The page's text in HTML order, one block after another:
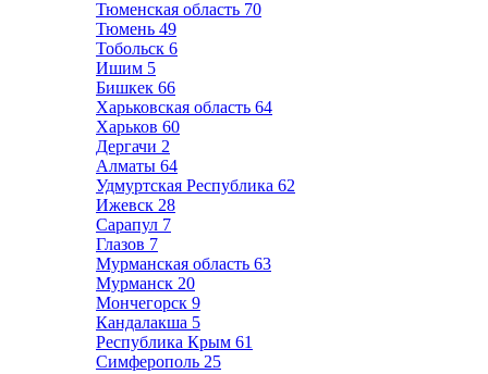
Тюменская область 70
Тюмень 49
Тобольск 6
Ишим 5
Бишкек 66
Харьковская область 64
Харьков 60
Дергачи 2
Алматы 64
Удмуртская Республика 62
Ижевск 28
Сарапул 7
Глазов 7
Мурманская область 63
Мурманск 20
Мончегорск 9
Кандалакша 5
Республика Крым 61
Симферополь 25